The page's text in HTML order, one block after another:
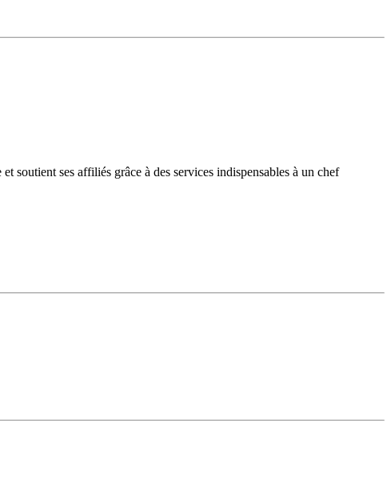
soutient ses affiliés grâce à des services indispensables à un chef